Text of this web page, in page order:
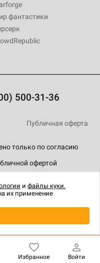
фантастики
500-31-36
только по согласию
офертой
Публичная оферта
Избранное Войти
и файлы куки.
их применение